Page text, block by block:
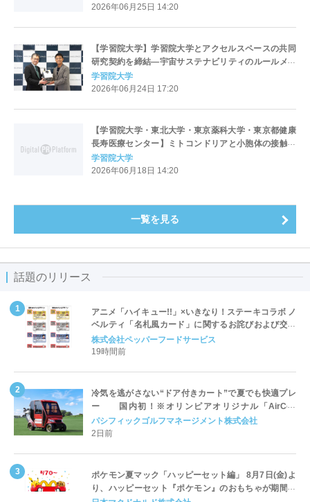
法―
2026年06月25日 14:20
【学習院大学】学習院大学とアクセルスペースの共同
研究契約を締結―宇宙サステナビリティのルールメイ
キング戦略に関する共同研究―
学習院大学
2026年06月24日 17:20
【学習院大学・東北大学・東京薬科大学・東京都健康
長寿医療センター】ミトコンドリアと小胞体の接触領
域が「鉄供給ハブ」として働く―エネルギー産生を支
える新たな鉄供給機構を発見―
学習院大学
2026年06月18日 14:20
一覧を見る
話題のリリース
アニメ「ハイキュー!!」×いきなり！ステーキコラボ ノ
ベルティ「名札風カード」に関するお詫びおよび交換
対応についてのご案内
株式会社ペッパーフードサービス
19時間前
冷気を逃がさない“ドア付きカート”で夏でも快適プレ
ー 国内初！※オリンピアオリジナル「AirCon
Cart（エアコンカート）」導入 | ＰＧＭ
パシフィックゴルフマネージメント株式会社
2日前
ポケモン夏マック「ハッピーセット編」 8月7日(金)よ
り、ハッピーセット『ポケモン』のおもちゃが期間限